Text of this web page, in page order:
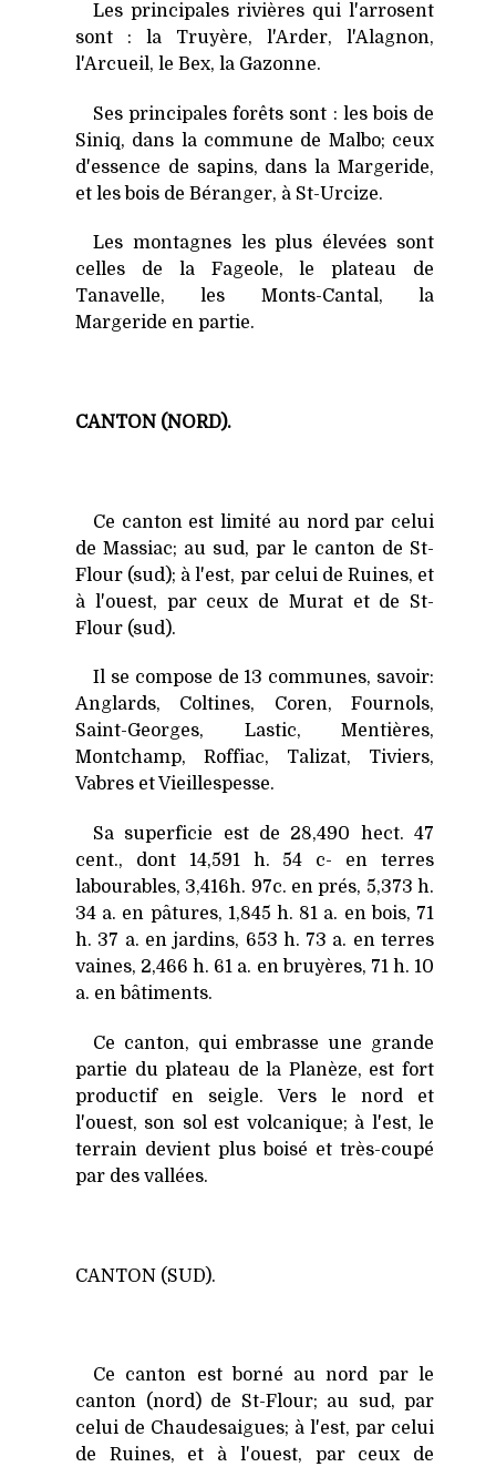
Les principales rivières qui l'arrosent
sont : la Truyère, l'Arder, l'Alagnon,
l'Arcueil, le Bex, la Gazonne.
Ses principales forêts sont : les bois de
Siniq, dans la commune de Malbo; ceux
d'essence de sapins, dans la Margeride,
et les bois de Béranger, à St-Urcize.
Les montagnes les plus élevées sont
celles de la Fageole, le plateau de
Tanavelle, les Monts-Cantal, la
Margeride en partie.
CANTON (NORD).
Ce canton est limité au nord par celui
de Massiac; au sud, par le canton de St-
Flour (sud); à l'est, par celui de Ruines, et
à l'ouest, par ceux de Murat et de St-
Flour (sud).
Il se compose de 13 communes, savoir:
Anglards, Coltines, Coren, Fournols,
Saint-Georges, Lastic, Mentières,
Montchamp, Roffiac, Talizat, Tiviers,
Vabres et Vieillespesse.
Sa superficie est de 28,490 hect. 47
cent., dont 14,591 h. 54 c- en terres
labourables, 3,416h. 97c. en prés, 5,373 h.
34 a. en pâtures, 1,845 h. 81 a. en bois, 71
h. 37 a. en jardins, 653 h. 73 a. en terres
vaines, 2,466 h. 61 a. en bruyères, 71 h. 10
a. en bâtiments.
Ce canton, qui embrasse une grande
partie du plateau de la Planèze, est fort
productif en seigle. Vers le nord et
l'ouest, son sol est volcanique; à l'est, le
terrain devient plus boisé et très-coupé
par des vallées.
CANTON (SUD).
Ce canton est borné au nord par le
canton (nord) de St-Flour; au sud, par
celui de Chaudesaigues; à l'est, par celui
de Ruines, et à l'ouest, par ceux de